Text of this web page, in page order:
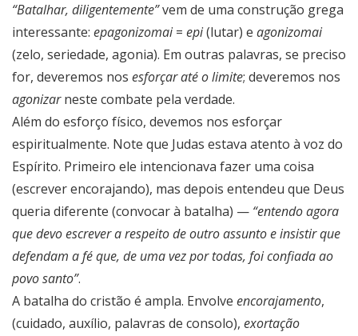
“Batalhar, diligentemente”vem de uma construção grega
interessante: epagonizomai= epi(lutar) e agonizomai
(zelo, seriedade, agonia). Em outras palavras, se preciso
for, deveremos nos esforçar até o limite; deveremos nos
agonizarneste combate pela verdade.
Além do esforço físico, devemos nos esforçar
espiritualmente. Note que Judas estava atento à voz do
Espírito. Primeiro ele intencionava fazer uma coisa
(escrever encorajando), mas depois entendeu que Deus
queria diferente (convocar à batalha) — “entendo agora
que devo escrever a respeito de outro assunto e insistir que
defendam a fé que, de uma vez por todas, foi confiada ao
povo santo”.
A batalha do cristão é ampla. Envolve encorajamento,
(cuidado, auxílio, palavras de consolo), exortação